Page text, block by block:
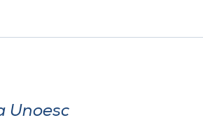
Unoesc